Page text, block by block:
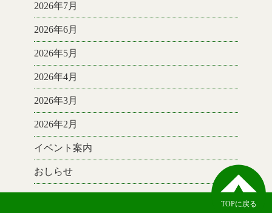
2026年7月
2026年6月
2026年5月
2026年4月
2026年3月
2026年2月
イベント案内
おしらせ
TOPに戻る